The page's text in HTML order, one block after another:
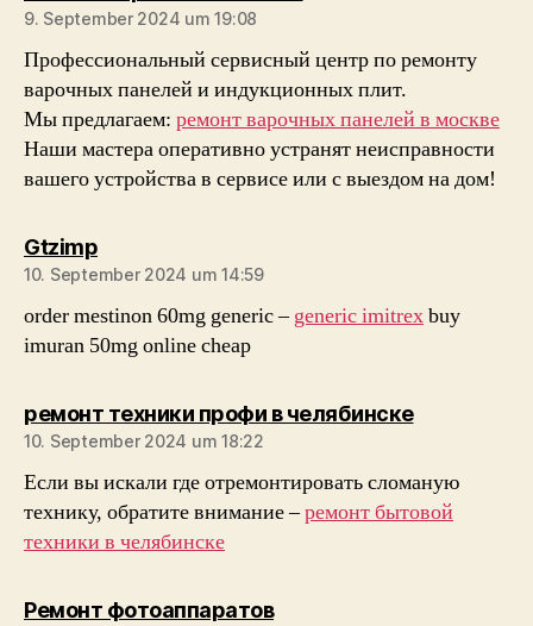
9. September 2024 um 19:08
Профессиональный сервисный центр по ремонту
варочных панелей и индукционных плит.
Мы предлагаем: ремонт варочных панелей в москве
Наши мастера оперативно устранят неисправности
вашего устройства в сервисе или с выездом на дом!
Gtzimpsagt:
10. September 2024 um 14:59
order mestinon 60mg generic –generic imitrexbuy
imuran 50mg online cheap
ремонт техники профи в челябинскеsagt:
10. September 2024 um 18:22
Если вы искали где отремонтировать сломаную
технику, обратите внимание –ремонт бытовой
техники в челябинске
Ремонт фотоаппаратовsagt: